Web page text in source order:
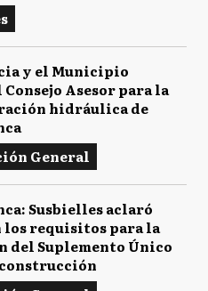
y el Municipio
Asesor para la
hidráulica de
General
Susbielles aclaró
los requisitos para la
del Suplemento Único